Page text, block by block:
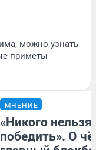
можно узнать
приметы
МНЕНИЕ
«Никого нельзя
победить». О